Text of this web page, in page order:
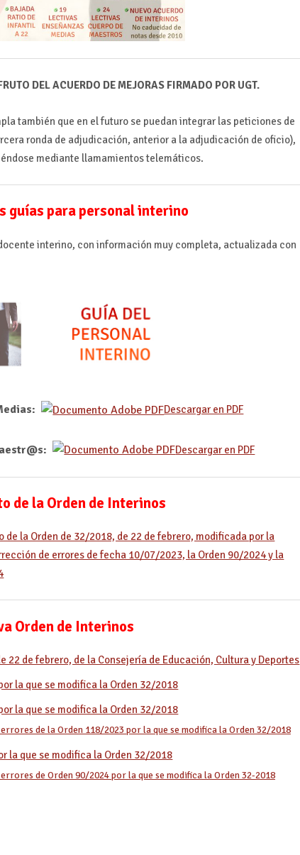
DEL ACUERDO DE MEJORAS FIRMADO POR UGT.
también que en el futuro se puedan integrar las peticiones de
ronda de adjudicación, anterior a la adjudicación de oficio),
mediante llamamientos telemáticos.
guías para personal interino
interino, con información muy completa, actualizada con
Descargar en PDF
Descargar en PDF
de la Orden de Interinos
de la Orden de 32/2018, de 22 de febrero, modificada por la
de errores de fecha 10/07/2023, la Orden 90/2024 y la
Orden de Interinos
22 de febrero, de la Consejería de Educación, Cultura y Deportes
la que se modifica la Orden 32/2018
la que se modifica la Orden 32/2018
de la Orden 118/2023 por la que se modifica la Orden 32/2018
la que se modifica la Orden 32/2018
de Orden 90/2024 por la que se modifica la Orden 32-2018